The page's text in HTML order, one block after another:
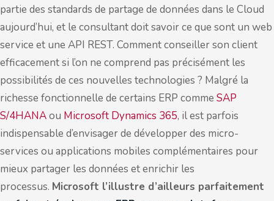
partie des standards de partage de données dans le Cloud
aujourd’hui, et le consultant doit savoir ce que sont un web
service et une API REST. Comment conseiller son client
efficacement si l’on ne comprend pas précisément les
possibilités de ces nouvelles technologies ? Malgré la
richesse fonctionnelle de certains ERP comme SAP
S/4HANAou Microsoft Dynamics 365, il est parfois
indispensable d’envisager de développer des micro-
services ou applications mobiles complémentaires pour
mieux partager les données et enrichir les
processus. Microsoft l’illustre d’ailleurs parfaitement